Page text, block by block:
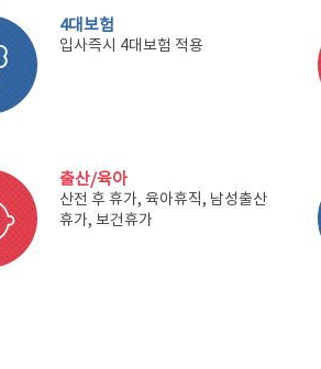
4대보험
입사즉시 4대보험 적용
출산/육아
산전 후 휴가, 육아휴직, 남성출산
휴가, 보건휴가